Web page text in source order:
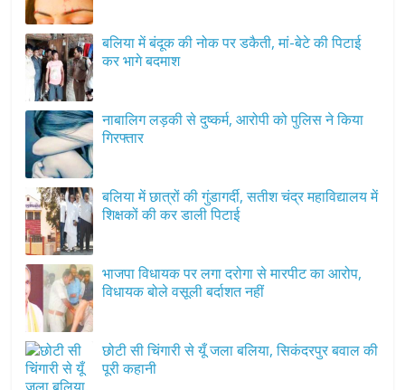
बलिया में बंदूक की नोक पर डकैती, मां-बेटे की पिटाई
कर भागे बदमाश
नाबालिग लड़की से दुष्कर्म, आरोपी को पुलिस ने किया
गिरफ्तार
बलिया में छात्रों की गुंडागर्दी, सतीश चंद्र महाविद्यालय में
शिक्षकों की कर डाली पिटाई
भाजपा विधायक पर लगा दरोगा से मारपीट का आरोप,
विधायक बोले वसूली बर्दाशत नहीं
छोटी सी चिंगारी से यूँ जला बलिया, सिकंदरपुर बवाल की
पूरी कहानी